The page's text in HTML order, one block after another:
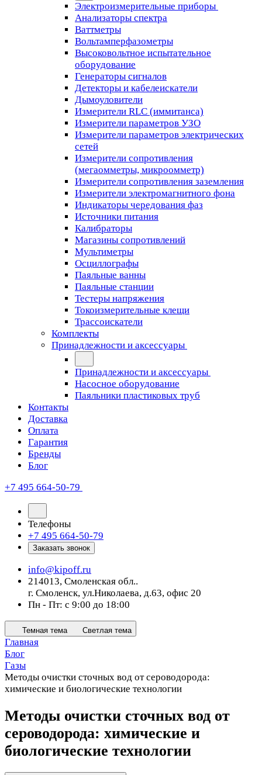
Электроизмерительные приборы
Анализаторы спектра
Ваттметры
Вольтамперфазометры
Высоковольтное испытательное
оборудование
Генераторы сигналов
Детекторы и кабелеискатели
Дымоуловители
Измерители RLC (иммитанса)
Измерители параметров УЗО
Измерители параметров электрических
сетей
Измерители сопротивления
(мегаомметры, микроомметр)
Измерители сопротивления заземления
Измерители электромагнитного фона
Индикаторы чередования фаз
Источники питания
Калибраторы
Магазины сопротивлений
Мультиметры
Осциллографы
Паяльные ванны
Паяльные станции
Тестеры напряжения
Токоизмерительные клещи
Трассоискатели
Комплекты
Принадлежности и аксессуары
Принадлежности и аксессуары
Насосное оборудование
Паяльники пластиковых труб
Контакты
Доставка
Оплата
Гарантия
Бренды
Блог
+7 495 664-50-79
Телефоны
+7 495 664-50-79
Заказать звонок
info@kipoff.ru
214013, Смоленская обл..
г. Смоленск, ул.Николаева, д.63, офис 20
Пн - Пт: с 9:00 до 18:00
Темная тема Светлая тема
Главная
Блог
Газы
Методы очистки сточных вод от сероводорода:
химические и биологические технологии
Методы очистки сточных вод от
сероводорода: химические и
биологические технологии